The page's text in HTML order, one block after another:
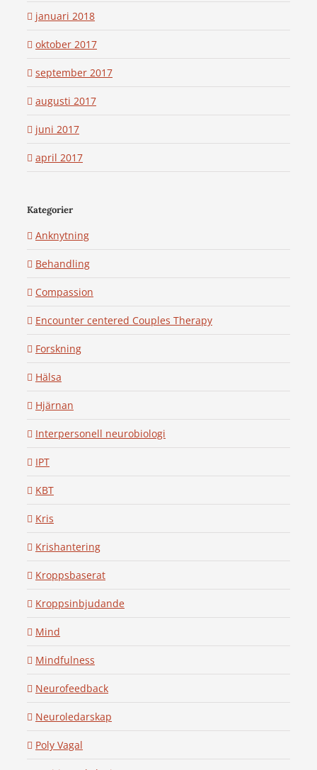
januari 2018
oktober 2017
september 2017
augusti 2017
juni 2017
april 2017
Kategorier
Anknytning
Behandling
Compassion
Encounter centered Couples Therapy
Forskning
Hälsa
Hjärnan
Interpersonell neurobiologi
IPT
KBT
Kris
Krishantering
Kroppsbaserat
Kroppsinbjudande
Mind
Mindfulness
Neurofeedback
Neuroledarskap
Poly Vagal